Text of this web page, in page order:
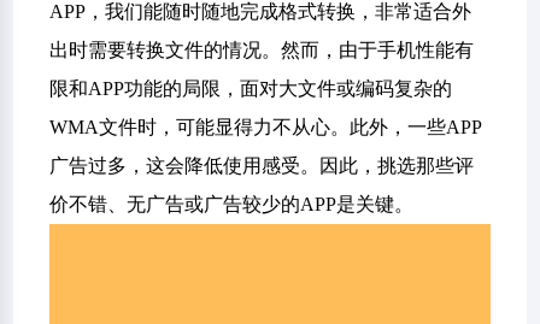
APP，我们能随时随地完成格式转换，非常适合外
出时需要转换文件的情况。然而，由于手机性能有
限和APP功能的局限，面对大文件或编码复杂的
WMA文件时，可能显得力不从心。此外，一些APP
广告过多，这会降低使用感受。因此，挑选那些评
价不错、无广告或广告较少的APP是关键。